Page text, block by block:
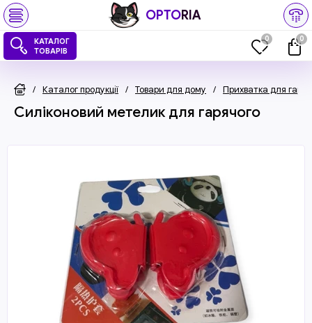
OPTORIA
КАТАЛОГ
ТОВАРІВ
0 0
/ Каталог продукції / Товари для дому / Прихватка для
Силіконовий метелик для гарячого